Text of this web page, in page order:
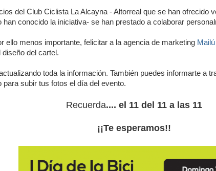
del Club Ciclista La Alcayna - Altorreal que se han ofrecido
han conocido la iniciativa- se han prestado a colaborar
ello menos importante, felicitar a la agencia de marketing
del cartel.
toda la información. También puedes informarte a
subir tus fotos el día del evento.
Recuerda.... el 11 del 11 a las 11
¡¡Te esperamos!!